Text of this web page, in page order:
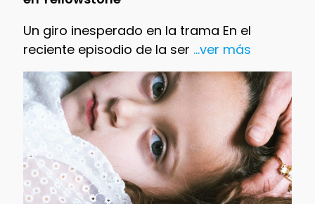
Un giro inesperado en la trama En el
reciente episodio de la ser ...ver más